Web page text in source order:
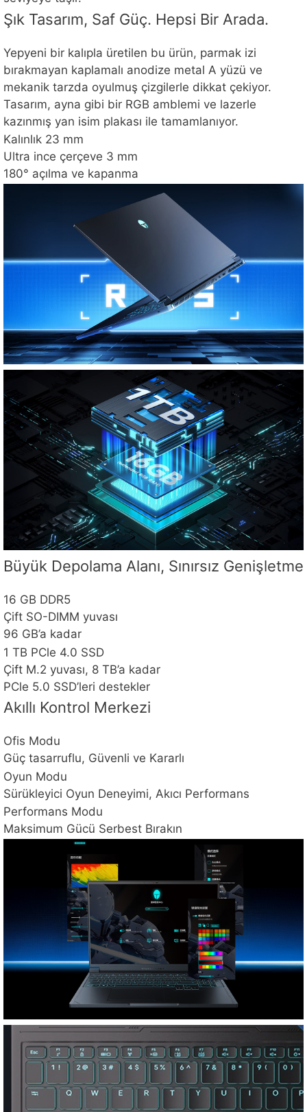
Şık Tasarım, Saf Güç. Hepsi Bir Arada.
Yepyeni bir kalıpla üretilen bu ürün, parmak izi
bırakmayan kaplamalı anodize metal A yüzü ve
mekanik tarzda oyulmuş çizgilerle dikkat çekiyor.
Tasarım, ayna gibi bir RGB amblemi ve lazerle
kazınmış yan isim plakası ile tamamlanıyor.
Kalınlık 23 mm
Ultra ince çerçeve 3 mm
180° açılma ve kapanma
Büyük Depolama Alanı, Sınırsız Genişletme
16 GB DDR5
Çift SO-DIMM yuvası
96 GB’a kadar
1 TB PCle 4.0 SSD
Çift M.2 yuvası, 8 TB’a kadar
PCle 5.0 SSD’leri destekler
Akıllı Kontrol Merkezi
Ofis Modu
Güç tasarruflu, Güvenli ve Kararlı
Oyun Modu
Sürükleyici Oyun Deneyimi, Akıcı Performans
Performans Modu
Maksimum Gücü Serbest Bırakın